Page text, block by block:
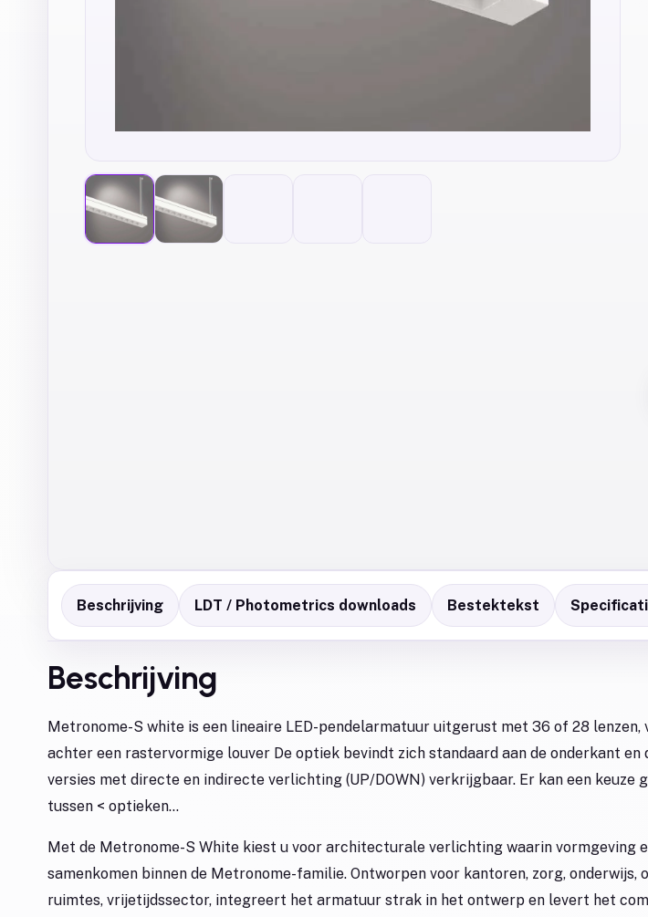
Beschrijving LDT / Photometrics downloads Bestektekst
Beschrijving
Metronome-S white is een lineaire LED-pendelarmatuur uitgerust met 36 of 28 lenzen,
achter een rastervormige louver De optiek bevindt zich standaard aan de onderkant en
versies met directe en indirecte verlichting (UP/DOWN) verkrijgbaar. Er kan een keuze
tussen < optieken...
Met de Metronome-S White kiest u voor architecturale verlichting waarin vormgeving
samenkomen binnen de Metronome-familie. Ontworpen voor kantoren, zorg, onderwijs,
ruimtes, vrijetijdssector, integreert het armatuur strak in het ontwerp en levert het